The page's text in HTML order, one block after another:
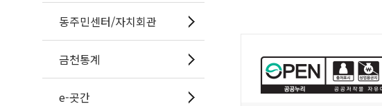
동주민센터/자치회관
금천통계
e-곳간